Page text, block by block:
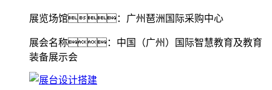
展览场馆：广州琶洲国际采购中心
展会名称：中国（广州）国际智慧教育及教育
装备展示会